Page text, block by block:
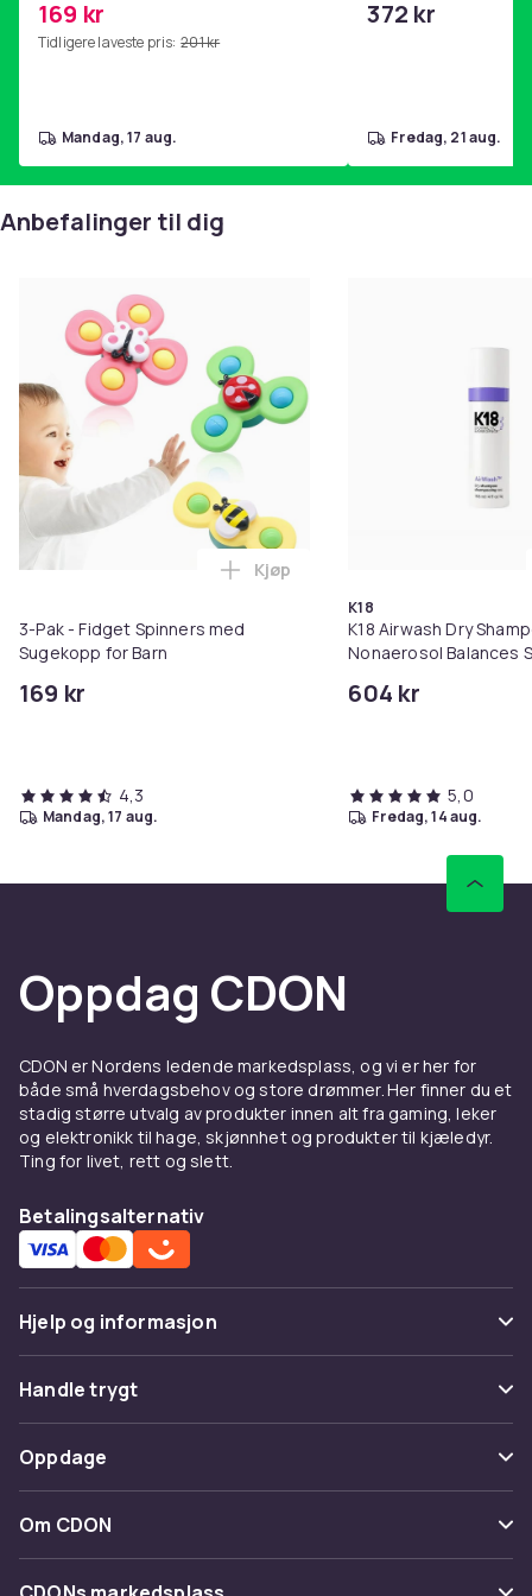
hjemmegymnastikk Pink
169 kr
Tidligere laveste pris: 201 kr
mandag, 17 aug.
372 kr
fredag, 21 aug.
Anbefalinger til dig
3-Pak - Fidget Spinners med
Sugekopp for Barn
169 kr
Legg 3-Pak - Fidget Spinners
Kjøp
4,3
mandag, 17 aug.
K18
K18 Airwash Dry
Nonaerosol Balances
604 kr
5,0
fredag, 14 aug.
Oppdag CDON
CDON er Nordens ledende markedsplass, og vi er her for
både små hverdagsbehov og store drømmer. Her finner du et
stadig større utvalg av produkter innen alt fra gaming, leker
og elektronikk til hage, skjønnhet og produkter til kjæledyr.
Ting for livet, rett og slett.
Betalingsalternativ
Hjelp og informasjon
Vanlige spørsmål
Spor pakke
Angre & returner her
Kontakt oss
Handle trygt
Betaling
Levering
Tilbakekallinger
Oppdage
Kategorier
Varemerker
Om CDON
Om oss